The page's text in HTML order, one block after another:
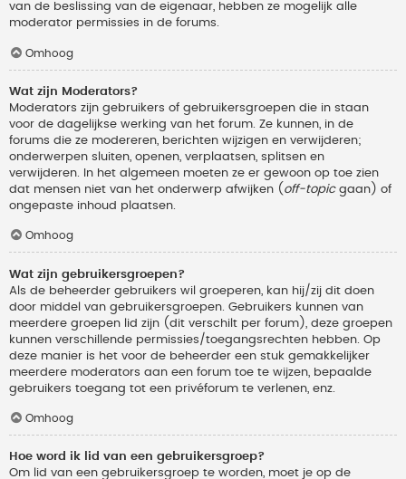
van de beslissing van de eigenaar, hebben ze mogelijk alle
moderator permissies in de forums.
Omhoog
Wat zijn Moderators?
Moderators zijn gebruikers of gebruikersgroepen die in staan
voor de dagelijkse werking van het forum. Ze kunnen, in de
forums die ze modereren, berichten wijzigen en verwijderen;
onderwerpen sluiten, openen, verplaatsen, splitsen en
verwijderen. In het algemeen moeten ze er gewoon op toe zien
dat mensen niet van het onderwerp afwijken ( off-topicgaan) of
ongepaste inhoud plaatsen.
Omhoog
Wat zijn gebruikersgroepen?
Als de beheerder gebruikers wil groeperen, kan hij/zij dit doen
door middel van gebruikersgroepen. Gebruikers kunnen van
meerdere groepen lid zijn (dit verschilt per forum), deze groepen
kunnen verschillende permissies/toegangsrechten hebben. Op
deze manier is het voor de beheerder een stuk gemakkelijker
meerdere moderators aan een forum toe te wijzen, bepaalde
gebruikers toegang tot een privéforum te verlenen, enz.
Omhoog
Hoe word ik lid van een gebruikersgroep?
Om lid van een gebruikersgroep te worden, moet je op de